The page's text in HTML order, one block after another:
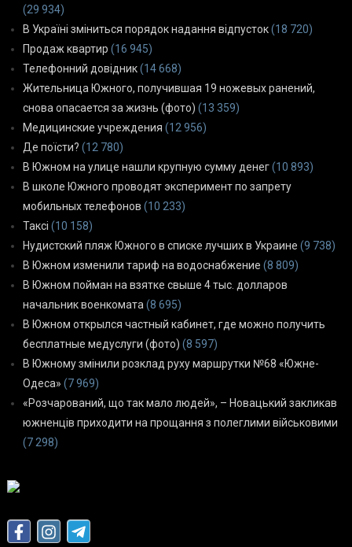
(29 934)
В Україні зміниться порядок надання відпусток(18 720)
Продаж квартир (16 945)
Телефонний довідник(14 668)
Жительница Южного, получившая 19 ножевых ранений,
снова опасается за жизнь (фото) (13 359)
Медицинские учреждения (12 956)
Де поїсти? (12 780)
В Южном на улице нашли крупную сумму денег(10 893)
В школе Южного проводят эксперимент по запрету
мобильных телефонов (10 233)
Таксі (10 158)
Нудистский пляж Южного в списке лучших в Украине (9 738)
В Южном изменили тариф на водоснабжение (8 809)
В Южном пойман на взятке свыше 4 тыс. долларов
начальник военкомата (8 695)
В Южном открылся частный кабинет, где можно получить
бесплатные медуслуги (фото) (8 597)
В Южному змінили розклад руху маршрутки №68 «Южне-
Одеса» (7 969)
«Розчарований, що так мало людей», – Новацький закликав
южненців приходити на прощання з полеглими військовими
(7 298)